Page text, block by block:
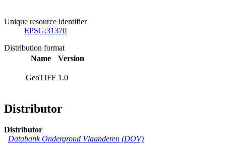
Unique resource identifier
EPSG:31370
Distribution format
Name
Version
GeoTIFF 1.0
Distributor
Distributor
Databank Ondergrond Vlaanderen (DOV)